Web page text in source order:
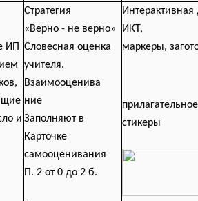
ИП
и
Стратегия
«Верно - не верно»
Словесная оценка
учителя.
Взаимооценива
ние
Заполняют в
Карточке
самооценивания
П. 2 от 0 до 2 б.
Интерактивная
ИКТ,
маркеры,
стикеры